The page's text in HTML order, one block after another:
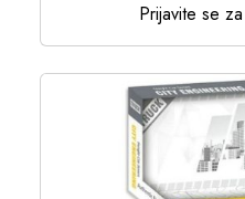
Prijavite se